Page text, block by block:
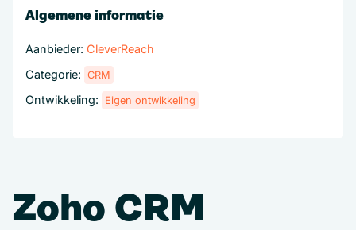
Zoho CRM
Algemene informatie
Aanbieder: CleverReach
Categorie: CRM
Ontwikkeling: Eigen ontwikkeling